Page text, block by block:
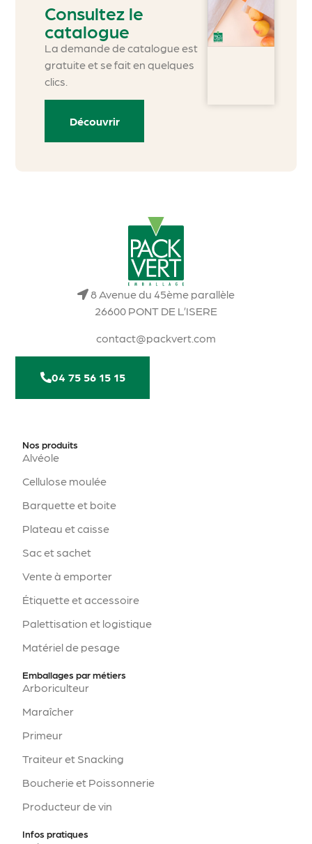
Consultez le
catalogue
La demande de catalogue est
gratuite et se fait en quelques
clics.
Découvrir
8 Avenue du 45ème parallèle
26600 PONT DE L’ISERE
contact@packvert.com
04 75 56 15 15
Nos produits
Alvéole
Cellulose moulée
Barquette et boite
Plateau et caisse
Sac et sachet
Vente à emporter
Étiquette et accessoire
Palettisation et logistique
Matériel de pesage
Emballages par métiers
Arboriculteur
Maraîcher
Primeur
Traiteur et Snacking
Boucherie et Poissonnerie
Producteur de vin
Infos pratiques